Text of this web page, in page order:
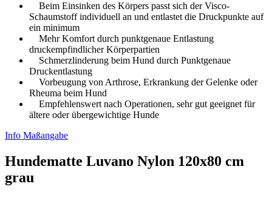
Beim Einsinken des Körpers passt sich der Visco-
Schaumstoff individuell an und entlastet die Druckpunkte auf
ein minimum
Mehr Komfort durch punktgenaue Entlastung
druckempfindlicher Körperpartien
Schmerzlinderung beim Hund durch Punktgenaue
Druckentlastung
Vorbeugung von Arthrose, Erkrankung der Gelenke oder
Rheuma beim Hund
Empfehlenswert nach Operationen, sehr gut geeignet für
ältere oder übergewichtige Hunde
Info Maßangabe
Hundematte Luvano Nylon 120x80 cm
grau